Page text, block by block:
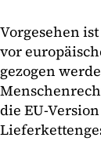
Vorgesehen
vor
gezogen
die EU-